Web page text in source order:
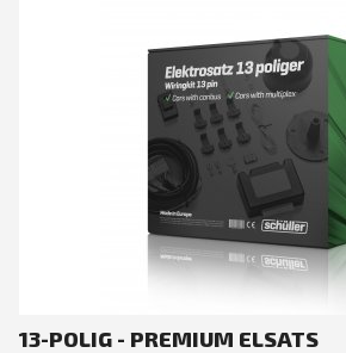
13-POLIG - PREMIUM ELSATS